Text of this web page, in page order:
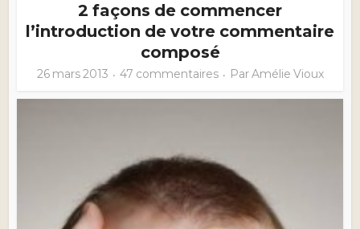
2 façons de commencer
l’introduction de votre commentaire
composé
26 mars 2013 47 commentaires ParAmélie Vioux